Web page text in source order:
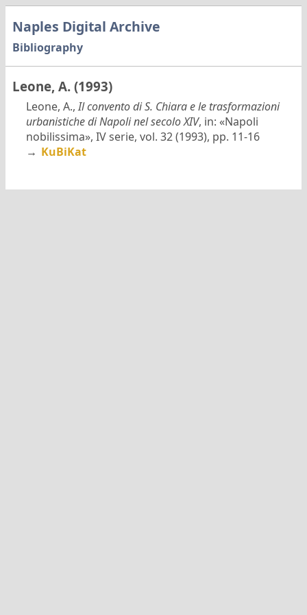
Naples Digital Archive
Bibliography
Leone, A. (1993)
Leone, A.,Il convento di S. Chiara e le trasformazioni
urbanistiche di Napoli nel secolo XIV, in: «Napoli
nobilissima», IV serie, vol. 32 (1993), pp. 11-16
→ KuBiKat